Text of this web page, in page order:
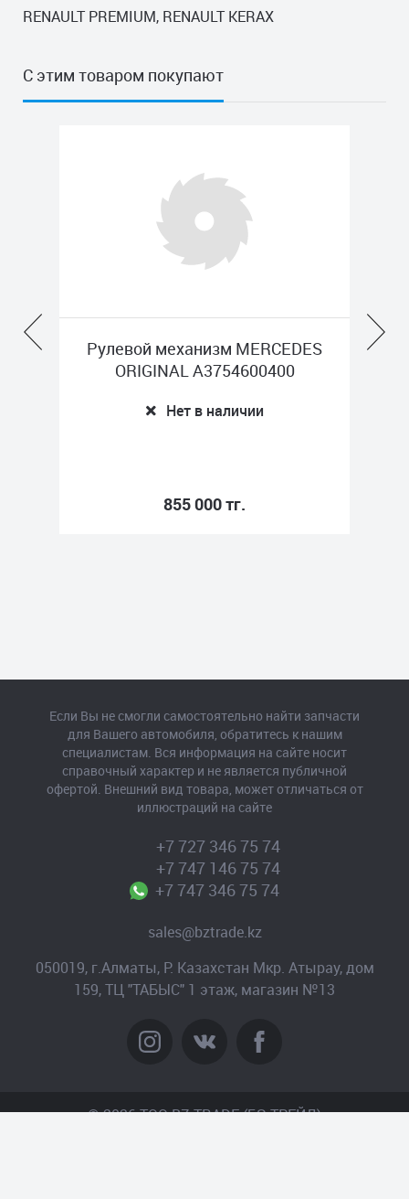
RENAULT PREMIUM, RENAULT KERAX
С этим товаром покупают
Рулевой механизм MERCEDES
ORIGINAL A3754600400
Нет в наличии
855 000 тг.
+7 727 346 75 74
+7 747 146 75 74
+7 747 346 75 74
sales@bztrade.kz
050019, г.Алматы, Р. Казахстан Мкр. Атырау, дом
159, ТЦ "ТАБЫС" 1 этаж, магазин №13
Если Вы не смогли самостоятельно найти запчасти
для Вашего автомобиля, обратитесь к нашим
специалистам. Вся информация на сайте носит
справочный характер и не является публичной
офертой. Внешний вид товара, может отличаться от
иллюстраций на сайте
© 2026 TOO BZ-TRADE (БЗ-ТРЕЙД)